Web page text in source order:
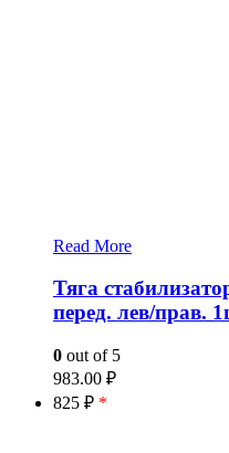
Read More
Тяга
перед. лев/прав.
0 out of 5
983.00 ₽
825 ₽ *